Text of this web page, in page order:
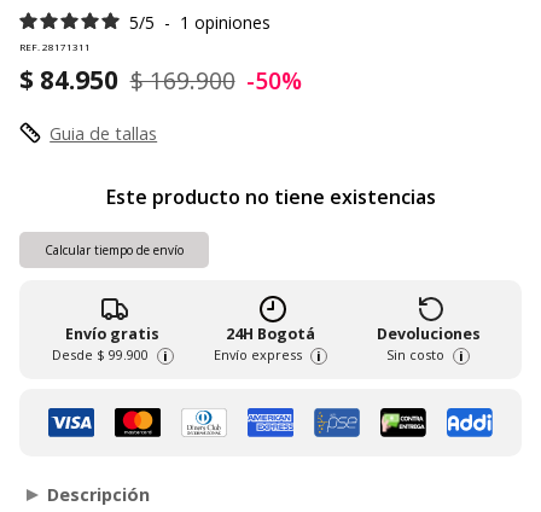
5/5 - 1 opiniones
REF. 28171311
$ 84.950 $ 169.900 -50%
Guia de tallas
Este producto no tiene existencias
Calcular tiempo de envío
Envío gratis
Desde $ 99.900 i
24H Bogotá
Envío express i
Devoluciones
Sin costo i
Descripción